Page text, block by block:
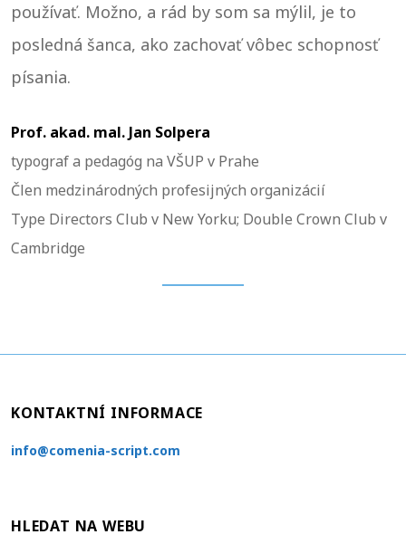
používať. Možno, a rád by som sa mýlil, je to
posledná šanca, ako zachovať vôbec schopnosť
písania.
Prof. akad. mal. Jan Solpera
typograf a pedagóg na VŠUP v Prahe
Člen medzinárodných profesijných organizácií
Type Directors Club v New Yorku; Double Crown Club v
Cambridge
KONTAKTNÍ INFORMACE
info@comenia-script.com
HLEDAT NA WEBU